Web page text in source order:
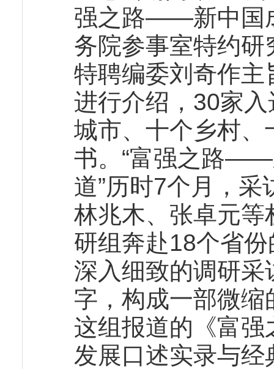
强之路——新中国
务院参事室特约
特聘编委刘奇作
进行介绍，30家
城市、十个乡村
书。“富强之路——
道”历时7个月，
林兆木、张卓元
研组奔赴18个省份
深入细致的调研
字，构成一部微
这组报道的《富
发展口述实录与